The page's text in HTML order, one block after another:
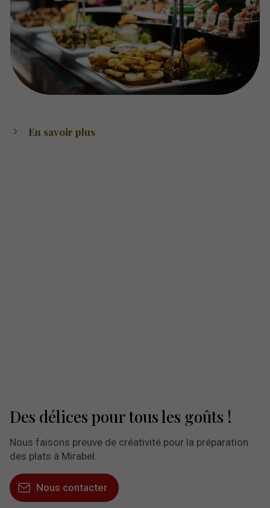
En savoir plus
Des délices pour tous les goûts !
Nous faisons preuve de créativité pour la préparation
des plats à Mirabel.
Nous contacter